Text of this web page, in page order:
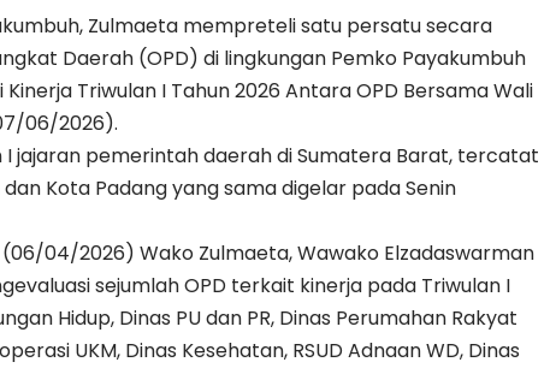
Zulmaeta mempreteli satu persatu secara
Daerah (OPD) di lingkungan Pemko Payakumbuh
Triwulan I Tahun 2026 Antara OPD Bersama Wali
06/2026).
I jajaran pemerintah daerah di Sumatera Barat, tercatat
Kota Padang yang sama digelar pada Senin
04/2026) Wako Zulmaeta, Wawako Elzadaswarman
sejumlah OPD terkait kinerja pada Triwulan I
Hidup, Dinas PU dan PR, Dinas Perumahan Rakyat
UKM, Dinas Kesehatan, RSUD Adnaan WD, Dinas